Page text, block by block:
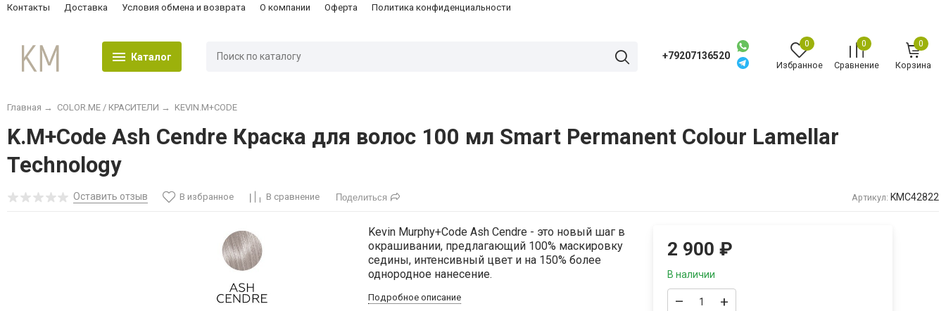
Контакты Доставка Условия обмена и возврата О компании Оферта Политика конфиденциальности
Каталог +79207136520
0
Избранное
0
Сравнение
0
Корзина
Главная → COLOR.ME / КРАСИТЕЛИ → KEVIN.M+CODE
K.M+Code Ash Cendre Краска для волос 100 мл Smart Permanent Colour Lamellar
Technology
Оставить отзыв В избранное В сравнение Поделиться Артикул: KMC42822
Kevin Murphy+Code Ash Cendre - это новый шаг в
окрашивании, предлагающий 100% маскировку
седины, интенсивный цвет и на 150% более
однородное нанесение.
Подробное описание
2 900 ₽
В наличии
– +